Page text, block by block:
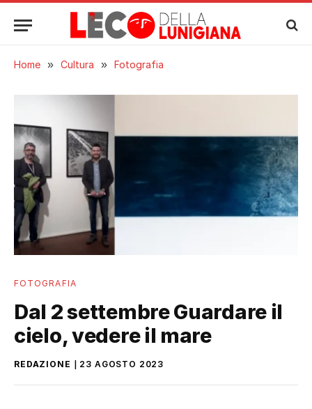
Home » Cultura » Fotografia
FOTOGRAFIA
Dal 2 settembre Guardare il
cielo, vedere il mare
REDAZIONE 23 AGOSTO 2023